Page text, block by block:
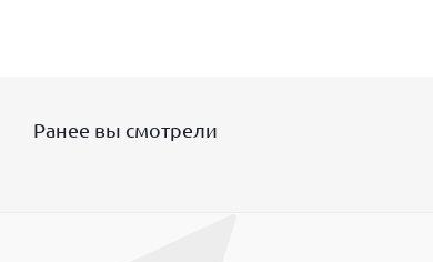
Ранее вы смотрели